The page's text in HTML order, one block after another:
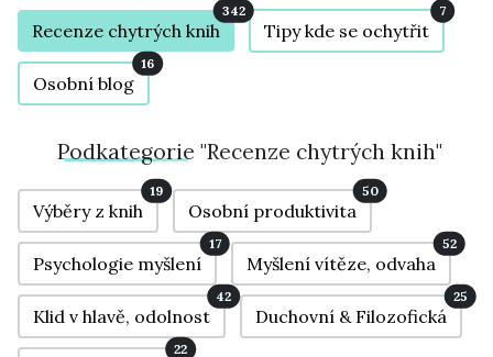
Recenze chytrých knih
342
Tipy kde se ochytřit
7
Osobní blog
16
Podkategorie "Recenze chytrých knih"
Výběry z knih
19
Osobní produktivita
50
Psychologie myšlení
17
Myšlení vítěze, odvaha
52
Klid v hlavě, odolnost
42
Duchovní & Filozofická
25
22